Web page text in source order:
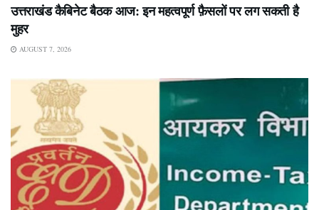
उत्तराखंड कैबिनेट बैठक आज: इन महत्वपूर्ण फ़ैसलों पर लग सकती है
मुहर
AUGUST 7, 2026